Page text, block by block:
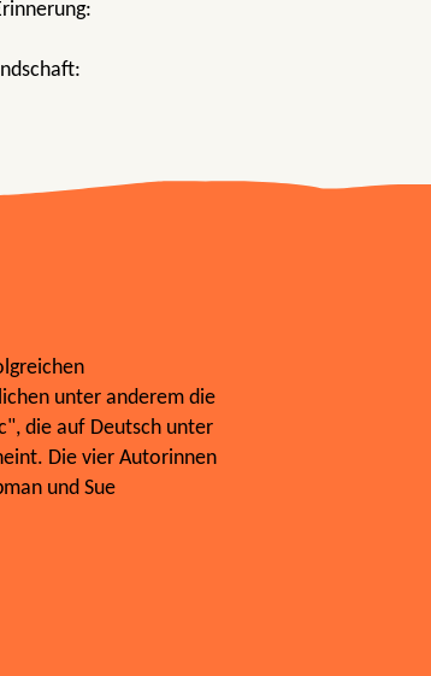
unter anderem die
die auf Deutsch unter
Die vier Autorinnen
und Sue